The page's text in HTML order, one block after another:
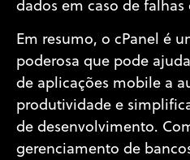
dados em caso de
Em resumo, o cPanel é
poderosa que pode
de aplicações mobile a
produtividade e
de desenvolvimento.
gerenciamento de